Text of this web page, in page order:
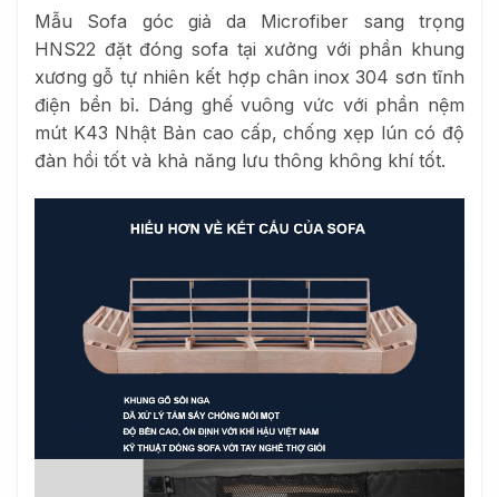
Mẫu Sofa góc giả da Microfiber sang trọng
HNS22 đặt đóng sofa tại xưởng với phần khung
xương gỗ tự nhiên kết hợp chân inox 304 sơn tĩnh
điện bền bỉ. Dáng ghế vuông vức với phần nệm
mút K43 Nhật Bản cao cấp, chống xẹp lún có độ
đàn hồi tốt và khả năng lưu thông không khí tốt.